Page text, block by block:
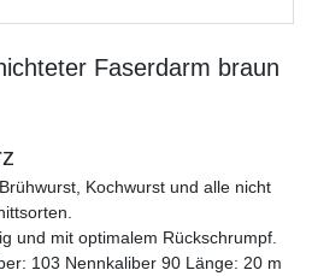
Faserdarm braun
Kochwurst und alle nicht
und mit optimalem Rückschrumpf.
103 Nennkaliber 90 Länge: 20 m